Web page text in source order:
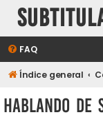
FAQ
Índice general
Hablando de